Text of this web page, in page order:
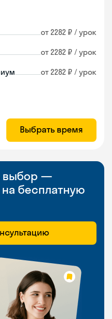
от 2282 ₽ / урок
от 2282 ₽ / урок
от 2282 ₽ / урок
Выбрать время
выбор —
на бесплатную